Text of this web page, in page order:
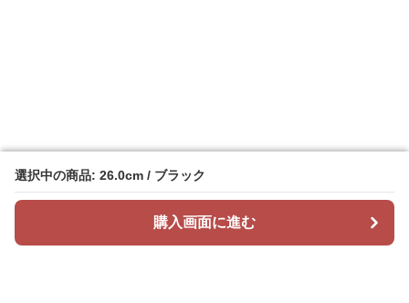
選択中の商品: 26.0cm / ブラック
購入画面に進む
選択中の商品: 26.0cm / ブラック
購入画面に進む